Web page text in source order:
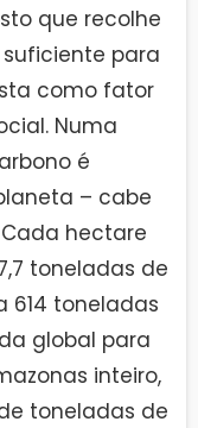
que recolhe
para
como fator
Numa
é
– cabe
hectare
toneladas de
614 toneladas
global para
inteiro,
toneladas de